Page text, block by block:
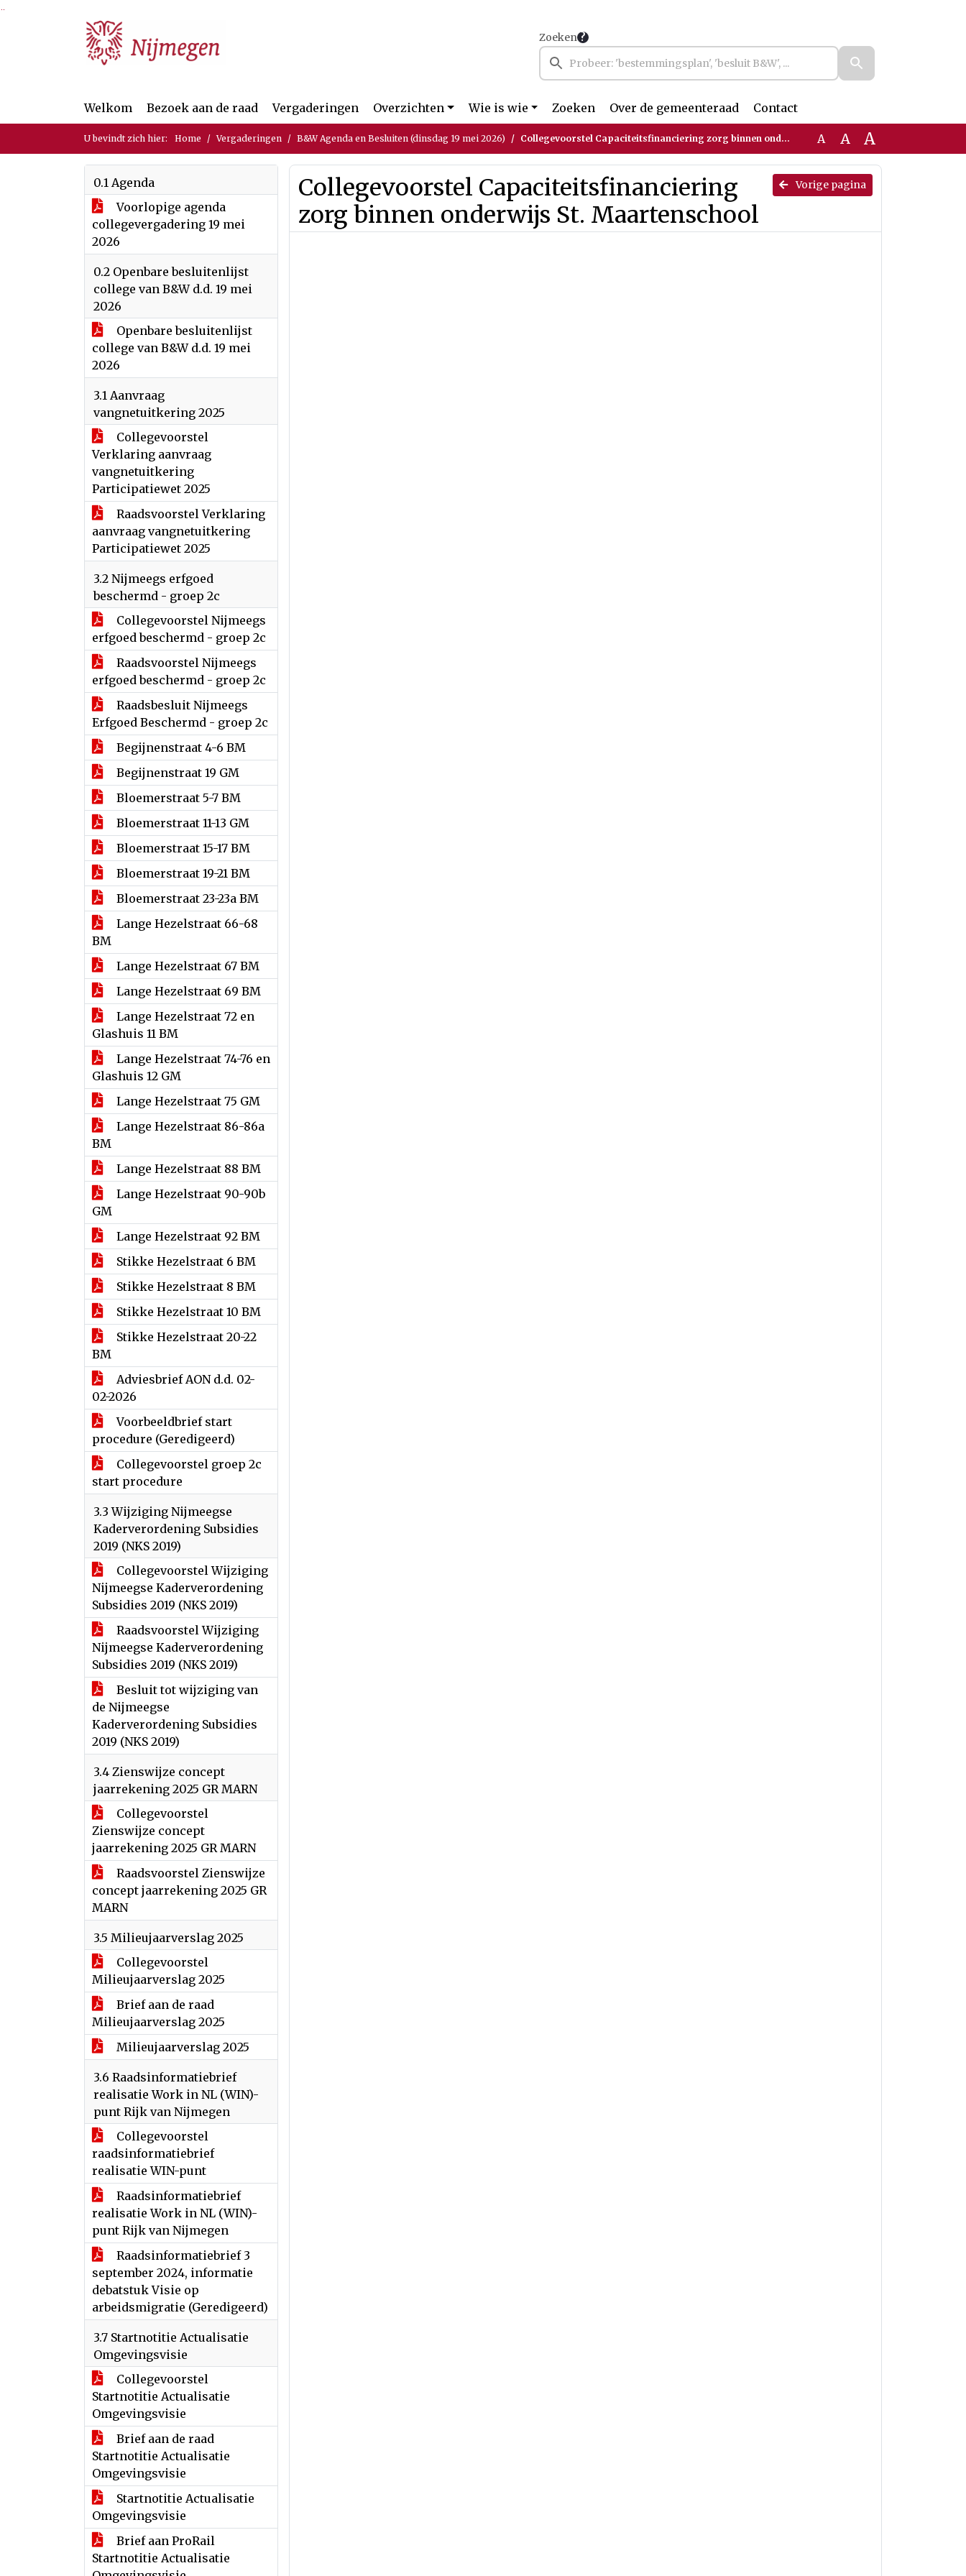
Ga naar de inhoud van deze pagina
Ga naar het zoeken
Ga naar het menu
Zoeken
Welkom Bezoek aan de raad Vergaderingen Overzichten Wie is wie Zoeken Over de gemeenteraad Contact
U bevindt zich hier: Home Vergaderingen B&W Agenda en Besluiten (dinsdag 19 mei 2026) Collegevoorstel Capaciteitsfinanciering zorg binnen onderwijs St. Maartenschool A A A
0.1 Agenda
Voorlopige agenda
collegevergadering 19 mei
2026
0.2 Openbare besluitenlijst
college van B&W d.d. 19 mei
2026
Openbare besluitenlijst
college van B&W d.d. 19 mei
2026
3.1 Aanvraag
vangnetuitkering 2025
Collegevoorstel
Verklaring aanvraag
vangnetuitkering
Participatiewet 2025
Raadsvoorstel Verklaring
aanvraag vangnetuitkering
Participatiewet 2025
3.2 Nijmeegs erfgoed
beschermd - groep 2c
Collegevoorstel Nijmeegs
erfgoed beschermd - groep 2c
Raadsvoorstel Nijmeegs
erfgoed beschermd - groep 2c
Raadsbesluit Nijmeegs
Erfgoed Beschermd - groep 2c
Begijnenstraat 4-6 BM
Begijnenstraat 19 GM
Bloemerstraat 5-7 BM
Bloemerstraat 11-13 GM
Bloemerstraat 15-17 BM
Bloemerstraat 19-21 BM
Bloemerstraat 23-23a BM
Lange Hezelstraat 66-68
BM
Lange Hezelstraat 67 BM
Lange Hezelstraat 69 BM
Lange Hezelstraat 72 en
Glashuis 11 BM
Lange Hezelstraat 74-76 en
Glashuis 12 GM
Lange Hezelstraat 75 GM
Lange Hezelstraat 86-86a
BM
Lange Hezelstraat 88 BM
Lange Hezelstraat 90-90b
GM
Lange Hezelstraat 92 BM
Stikke Hezelstraat 6 BM
Stikke Hezelstraat 8 BM
Stikke Hezelstraat 10 BM
Stikke Hezelstraat 20-22
BM
Adviesbrief AON d.d. 02-
02-2026
Voorbeeldbrief start
procedure (Geredigeerd)
Collegevoorstel groep 2c
start procedure
3.3 Wijziging Nijmeegse
Kaderverordening Subsidies
2019 (NKS 2019)
Collegevoorstel Wijziging
Nijmeegse Kaderverordening
Subsidies 2019 (NKS 2019)
Raadsvoorstel Wijziging
Nijmeegse Kaderverordening
Subsidies 2019 (NKS 2019)
Besluit tot wijziging van
de Nijmeegse
Kaderverordening Subsidies
2019 (NKS 2019)
3.4 Zienswijze concept
jaarrekening 2025 GR MARN
Collegevoorstel
Zienswijze concept
jaarrekening 2025 GR MARN
Raadsvoorstel Zienswijze
concept jaarrekening 2025 GR
MARN
3.5 Milieujaarverslag 2025
Collegevoorstel
Milieujaarverslag 2025
Brief aan de raad
Milieujaarverslag 2025
Milieujaarverslag 2025
3.6 Raadsinformatiebrief
realisatie Work in NL (WIN)-
punt Rijk van Nijmegen
Collegevoorstel
raadsinformatiebrief
realisatie WIN-punt
Raadsinformatiebrief
realisatie Work in NL (WIN)-
punt Rijk van Nijmegen
Raadsinformatiebrief 3
september 2024, informatie
debatstuk Visie op
arbeidsmigratie (Geredigeerd)
3.7 Startnotitie Actualisatie
Omgevingsvisie
Collegevoorstel
Startnotitie Actualisatie
Omgevingsvisie
Brief aan de raad
Startnotitie Actualisatie
Omgevingsvisie
Startnotitie Actualisatie
Omgevingsvisie
Brief aan ProRail
Startnotitie Actualisatie
Vorige pagina
Collegevoorstel Capaciteitsfinanciering
zorg binnen onderwijs St. Maartenschool